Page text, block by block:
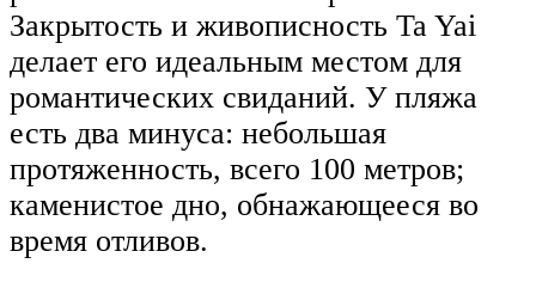
Закрытость и живописность Ta Yai
делает его идеальным местом для
романтических свиданий. У пляжа
есть два минуса: небольшая
протяженность, всего 100 метров;
каменистое дно, обнажающееся во
время отливов.